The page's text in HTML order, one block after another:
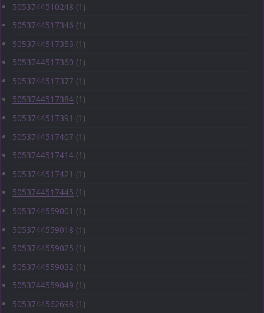
5053744510248 (1)
5053744517346 (1)
5053744517353 (1)
5053744517360 (1)
5053744517377 (1)
5053744517384 (1)
5053744517391 (1)
5053744517407 (1)
5053744517414 (1)
5053744517421 (1)
5053744517445 (1)
5053744559001 (1)
5053744559018 (1)
5053744559025 (1)
5053744559032 (1)
5053744559049 (1)
5053744562698 (1)